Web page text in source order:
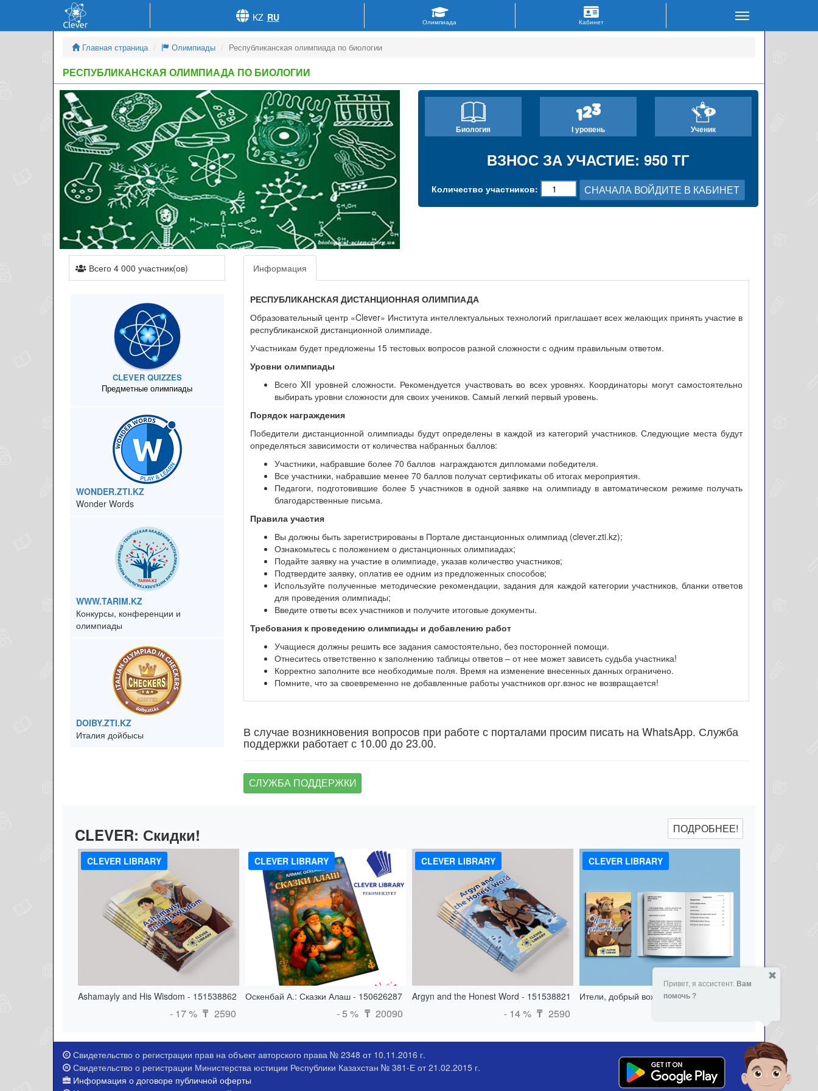
Главная страница Олимпиады Республиканская олимпиада по биологии
РЕСПУБЛИКАНСКАЯ ОЛИМПИАДА ПО БИОЛОГИИ
Биология I уровень Ученик
ВЗНОС ЗА УЧАСТИЕ: 950 ТГ
Количество участников: СНАЧАЛА ВОЙДИТЕ В КАБИНЕТ
Всего 4 000 участник(ов)
CLEVER QUIZZES
Предметные олимпиады
WONDER.ZTI.KZ
Wonder Words
WWW.TARIM.KZ
Конкурсы, конференции и
олимпиады
DOIBY.ZTI.KZ
Италия дойбысы
Информация
РЕСПУБЛИКАНСКАЯ ДИСТАНЦИОННАЯ ОЛИМПИАДА
Образовательный центр «Clever» Института интеллектуальных технологий приглашает всех желающих принять участие в
республиканской дистанционной олимпиаде.
Участникам будет предложены 15 тестовых вопросов разной сложности с одним правильным ответом.
Уровни олимпиады
Всего XII уровней сложности. Рекомендуется участвовать во всех уровнях. Координаторы могут самостоятельно
выбирать уровни сложности для своих учеников. Самый легкий первый уровень.
Порядок награждения
Победители дистанционной олимпиады будут определены в каждой из категорий участников. Следующие места будут
определяться зависимости от количества набранных баллов:
Участники, набравшие более 70 баллов награждаются дипломами победителя.
Все участники, набравшие менее 70 баллов получат сертификаты об итогах мероприятия.
Педагоги, подготовившие более 5 участников в одной заявке на олимпиаду в автоматическом режиме получать
благодарственные письма.
Правила участия
Вы должны быть зарегистрированы в Портале дистанционных олимпиад (clever.zti.kz);
Ознакомьтесь с положением о дистанционных олимпиадах;
Подайте заявку на участие в олимпиаде, указав количество участников;
Подтвердите заявку, оплатив ее одним из предложенных способов;
Используйте полученные методические рекомендации, задания для каждой категории участников, бланки ответов
для проведения олимпиады;
Введите ответы всех участников и получите итоговые документы.
Требования к проведению олимпиады и добавлению работ
Учащиеся должны решить все задания самостоятельно, без посторонней помощи.
Отнеситесь ответственно к заполнению таблицы ответов – от нее может зависеть судьба участника!
Корректно заполните все необходимые поля. Время на изменение внесенных данных ограничено.
Помните, что за своевременно не добавленные работы участников орг.взнос не возвращается!
В случае возникновения вопросов при работе с порталами просим писать на WhatsApp. Служба
поддержки работает с 10.00 до 23.00.
СЛУЖБА ПОДДЕРЖКИ
CLEVER: Скидки! ПОДРОБНЕЕ!
CLEVER LIBRARY
Ashamayly and His Wisdom - 151538862
- 17 % ₸ 2590
CLEVER LIBRARY
Оскенбай А.: Сказки Алаш - 150626287
- 5 % ₸ 20090
CLEVER LIBRARY
Argyn and the Honest Word - 151538821
- 14 % ₸ 2590
CLEVER LIBRARY
Ители, добрый вожак - 151417524
Свидетельство о регистрации прав на объект авторского права № 2348 от 10.11.2016 г.
Свидетельство о регистрации Министерства юстиции Республики Казахстан № 381-Е от 21.02.2015 г.
Информация о договоре публичной оферты
KZ RU
Привет, я ассистент. Вам
помочь ?